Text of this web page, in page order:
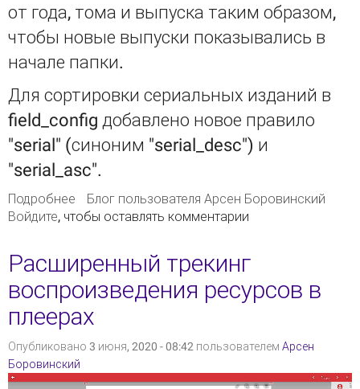
от года, тома и выпуска таким образом,
чтобы новые выпуски показывались в
начале папки.
Для сортировки сериальных изданий в
field_config добавлено новое правило
"serial" (синоним "serial_desc") и
"serial_asc".
Подробнее о Сортировка сериальных изданий в каталоге
Блог пользователя Арсен Боровинский
Войдите, чтобы оставлять комментарии
Расширенный трекинг
воспроизведения ресурсов в
плеерах
Опубликовано 3 июня, 2020 - 08:42 пользователем Арсен
Боровинский